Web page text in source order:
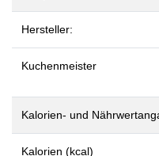
Hersteller:
Kuchenmeister
Kalorien- und
Kalorien (kcal)